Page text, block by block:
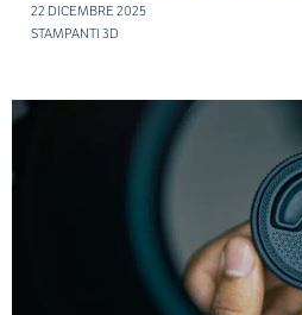
22 DICEMBRE 2025
STAMPANTI 3D